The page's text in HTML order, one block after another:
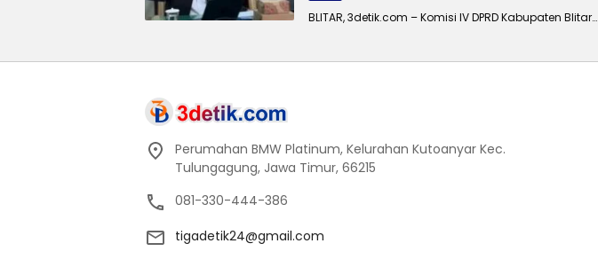
BLITAR, 3detik.com – Komisi IV DPRD Kabupaten Blitar…
Perumahan BMW Platinum, Kelurahan Kutoanyar Kec.
Tulungagung, Jawa Timur, 66215
081-330-444-386
tigadetik24@gmail.com